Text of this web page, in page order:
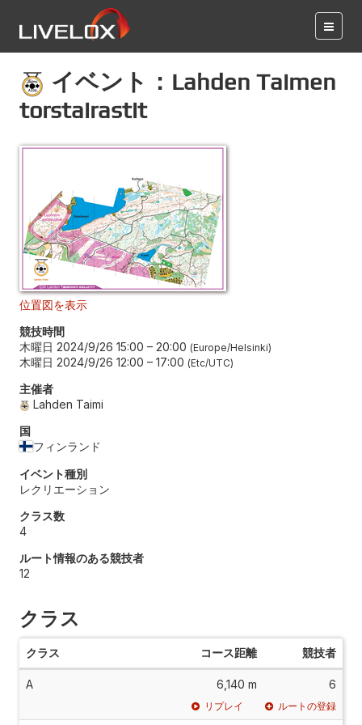
イベント：Lahden Taimen
torstairastit
位置図を表示
競技時間
木曜日 2024/9/26 15:00 – 20:00 Europe/Helsinki
木曜日 2024/9/26 12:00 – 17:00 Etc/UTC
主催者
Lahden Taimi
国
フィンランド
イベント種別
レクリエーション
クラス数
4
ルート情報のある競技者
12
クラス
クラス コース距離 競技者
A 6,140 m 6
リプレイ ルートの登録